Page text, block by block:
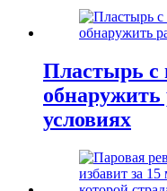
Пластырь с
условиях